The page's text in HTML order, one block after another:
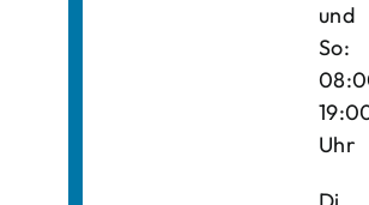
und
So:
Uhr